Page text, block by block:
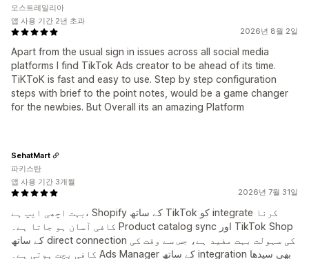
2026년 8월 2일
Apart from the usual sign in issues across all social media
platforms I find TikTok Ads creator to be ahead of its time.
TiKToK is fast and easy to use. Step by step configuration
steps with brief to the point notes, would be a game changer
for the newbies. But Overall its an amazing Platform
오스트레일리아
앱 사용 기간 2년 초과
2026년 7월 31일
بہت اچھی ایپ ہے، Shopify کے ساتھ TikTok کو integrate کرنا
کافی آسان ہو جاتا ہے۔ Product catalog sync اور TikTok Shop
کے ساتھ direct connection کی سہولت بہت مفید ہے، جس سے وقت کی
کافی بچت ہوتی ہے۔ Ads Manager کے ساتھ integration بھی سیدھا
SehatMart
파키스탄
앱 사용 기간 3개월